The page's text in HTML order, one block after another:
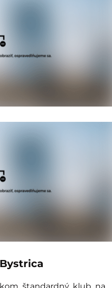
štandardný klub na